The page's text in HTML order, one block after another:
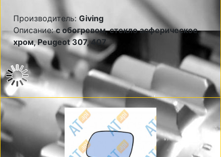
Производитель: Giving
Описание:с обогревом, стекло асферическое,
хром, Peugeot 307, 407